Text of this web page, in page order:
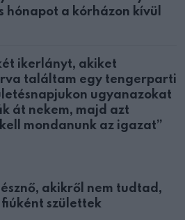
hónapot a kórházon kívül
ikerlányt, akiket
találtam egy tengerparti
ugyanazokat
át nekem, majd azt
mondanunk az igazat”
akikről nem tudtad,
fiúként születtek